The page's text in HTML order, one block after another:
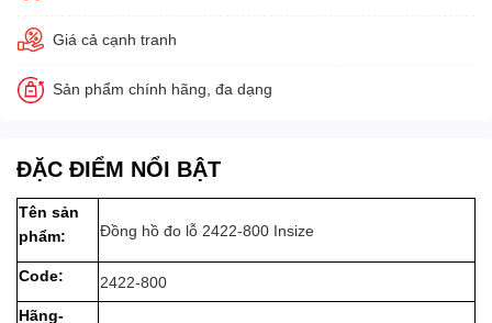
Giá cả cạnh tranh
Sản phẩm chính hãng, đa dạng
ĐẶC ĐIỂM NỔI BẬT
Tên sản
phẩm:
Đồng hồ đo lỗ 2422-800 Insize
Code: 2422-800
Hãng-